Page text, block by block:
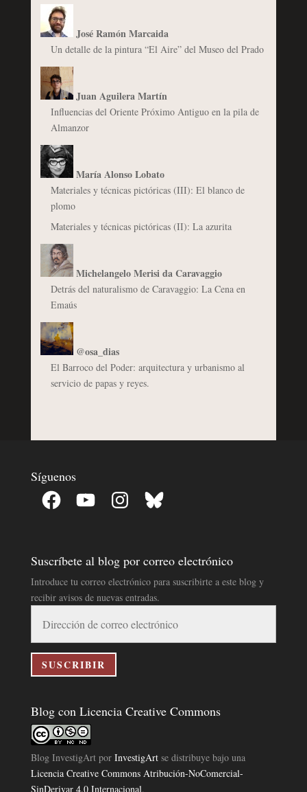
José Ramón Marcaida
Un detalle de la pintura “El Aire” del Museo del Prado
Juan Aguilera Martín
Influencias del Oriente Próximo Antiguo en la pila de
Almanzor
María Alonso Lobato
Materiales y técnicas pictóricas (III): El blanco de
plomo
Materiales y técnicas pictóricas (II): La azurita
Michelangelo Merisi da Caravaggio
Detrás del naturalismo de Caravaggio: La Cena en
Emaús
@osa_dias
El Barroco del Poder: arquitectura y urbanismo al
servicio de papas y reyes.
Síguenos
Facebook YouTube InstagramBluesky
Suscríbete al blog por correo electrónico
Introduce tu correo electrónico para suscribirte a este blog y
recibir avisos de nuevas entradas.
correo
electrónico
SUSCRIBIR
Blog con Licencia Creative Commons
Blog InvestigArtpor InvestigArtse distribuye bajo una
Licencia Creative Commons Atribución-NoComercial-
SinDerivar 4.0 Internacional.